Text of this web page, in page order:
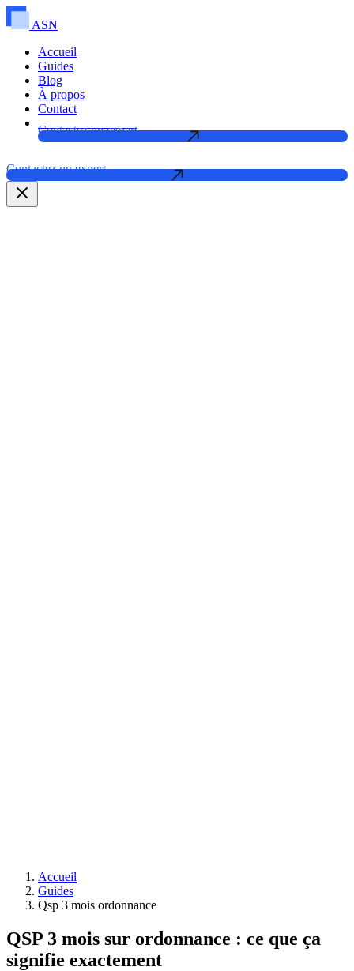
ASN
Accueil
Guides
Blog
À propos
Contact
Contactez un expert
Contactez un expert
Accueil
Guides
Qsp 3 mois ordonnance
QSP 3 mois sur ordonnance : ce que ça
signifie exactement